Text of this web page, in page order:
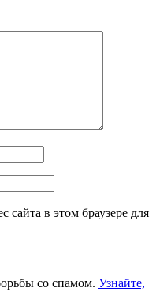
сайта в этом браузере для
со спамом. Узнайте,